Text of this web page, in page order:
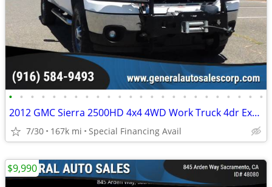
• • • • • • • • • • • • • • • • • • • • • • • •
2012 GMC Sierra 2500HD 4x4 4WD Work Truck 4dr Extended Cab SB
7/30 167k mi Special Financing Avail
$9,990